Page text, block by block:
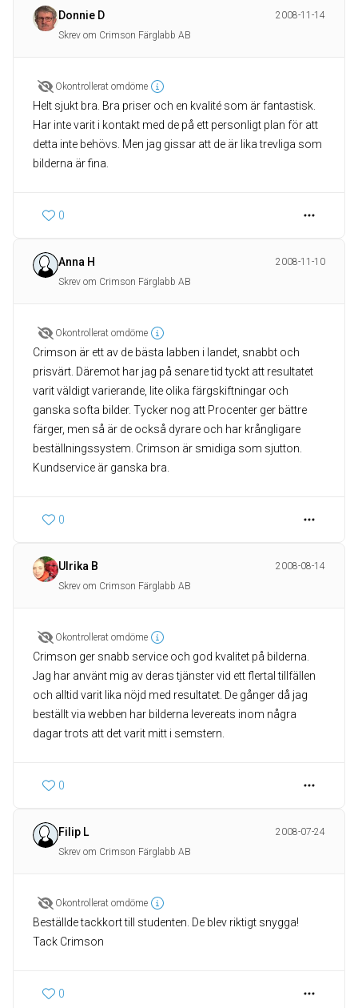
Donnie D
2008-11-14
Skrev om Crimson Färglabb AB
Okontrollerat omdöme
Helt sjukt bra. Bra priser och en kvalité som är fantastisk.
Har inte varit i kontakt med de på ett personligt plan för att
detta inte behövs. Men jag gissar att de är lika trevliga som
bilderna är fina.
0
Anna H
2008-11-10
Skrev om Crimson Färglabb AB
Okontrollerat omdöme
Crimson är ett av de bästa labben i landet, snabbt och
prisvärt. Däremot har jag på senare tid tyckt att resultatet
varit väldigt varierande, lite olika färgskiftningar och
ganska softa bilder. Tycker nog att Procenter ger bättre
färger, men så är de också dyrare och har krångligare
beställningssystem. Crimson är smidiga som sjutton.
Kundservice är ganska bra.
0
Ulrika B
2008-08-14
Skrev om Crimson Färglabb AB
Okontrollerat omdöme
Crimson ger snabb service och god kvalitet på bilderna.
Jag har använt mig av deras tjänster vid ett flertal tillfällen
och alltid varit lika nöjd med resultatet. De gånger då jag
beställt via webben har bilderna levereats inom några
dagar trots att det varit mitt i semstern.
0
Filip L
2008-07-24
Skrev om Crimson Färglabb AB
Okontrollerat omdöme
Beställde tackkort till studenten. De blev riktigt snygga!
Tack Crimson
0